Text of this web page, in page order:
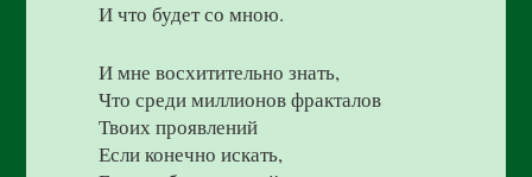
И что будет со мною.
И мне восхитительно знать,
Что среди миллионов фракталов
Твоих проявлений
Если конечно искать,